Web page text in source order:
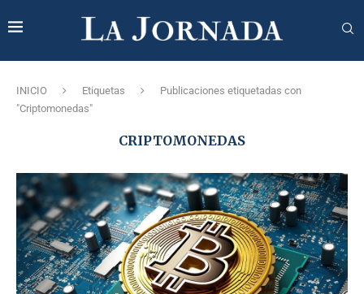
INICIO Etiquetas
Publicaciones etiquetadas con
"Criptomonedas"
CRIPTOMONEDAS